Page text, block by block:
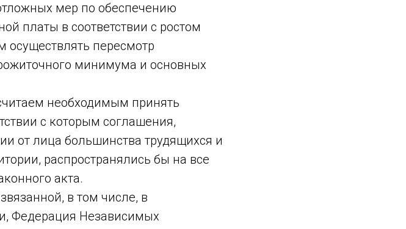
мер по обеспечению
платы в соответствии с ростом
пересмотр
минимума и основных
необходимым принять
с которым соглашения,
от лица большинства трудящихся и
распространялись бы на все
акта.
в том числе, в
Федерация Независимых